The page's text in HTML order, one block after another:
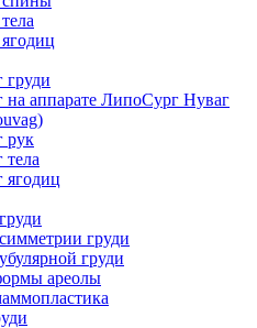
аппарате ЛипоСург Нуваг
рук
груди
груди
ареолы